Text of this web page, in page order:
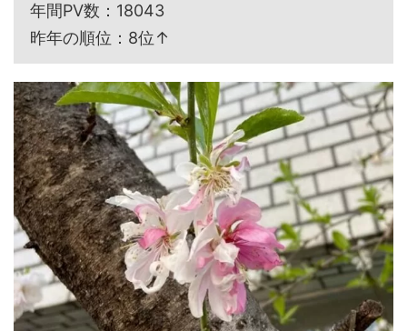
年間PV数：18043
昨年の順位：8位↑